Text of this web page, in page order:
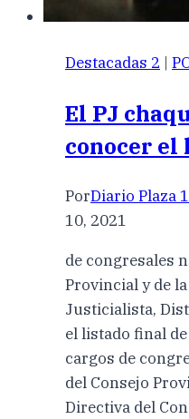
Destacadas 2 |
El PJ
conocer el
PorDiario Plaza
10, 2021
de congresales
Provincial y de
Justicialista,
el listado final
cargos de
del Consejo
Directiva del